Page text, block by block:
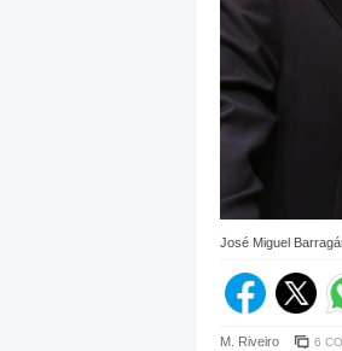
José Miguel
M. Riveiro 6